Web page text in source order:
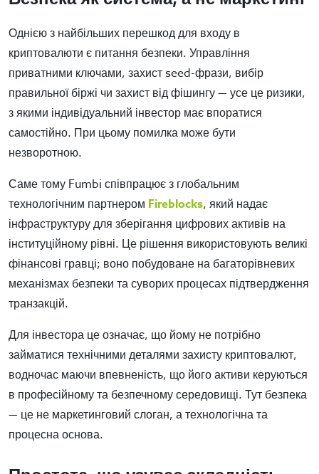
Однією з найбільших перешкод для входу в
криптовалюти є питання безпеки. Управління
приватними ключами, захист seed-фрази, вибір
правильної біржі чи захист від фішингу — усе це ризики,
з якими індивідуальний інвестор має впоратися
самостійно. При цьому помилка може бути
незворотною.
Саме тому Fumbi співпрацює з глобальним
технологічним партнером Fireblocks, який надає
інфраструктуру для зберігання цифрових активів на
інституційному рівні. Це рішення використовують великі
фінансові гравці; воно побудоване на багаторівневих
механізмах безпеки та суворих процесах підтвердження
транзакцій.
Для інвестора це означає, що йому не потрібно
займатися технічними деталями захисту криптовалют,
водночас маючи впевненість, що його активи керуються
в професійному та безпечному середовищі. Тут безпека
— це не маркетинговий слоган, а технологічна та
процесна основа.